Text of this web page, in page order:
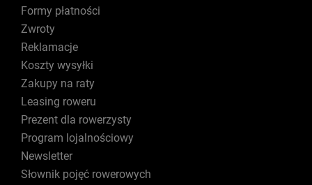
Formy płatności
Zwroty
Reklamacje
Koszty wysyłki
Zakupy na raty
Leasing roweru
Prezent dla rowerzysty
Program lojalnościowy
Newsletter
Słownik pojęć rowerowych